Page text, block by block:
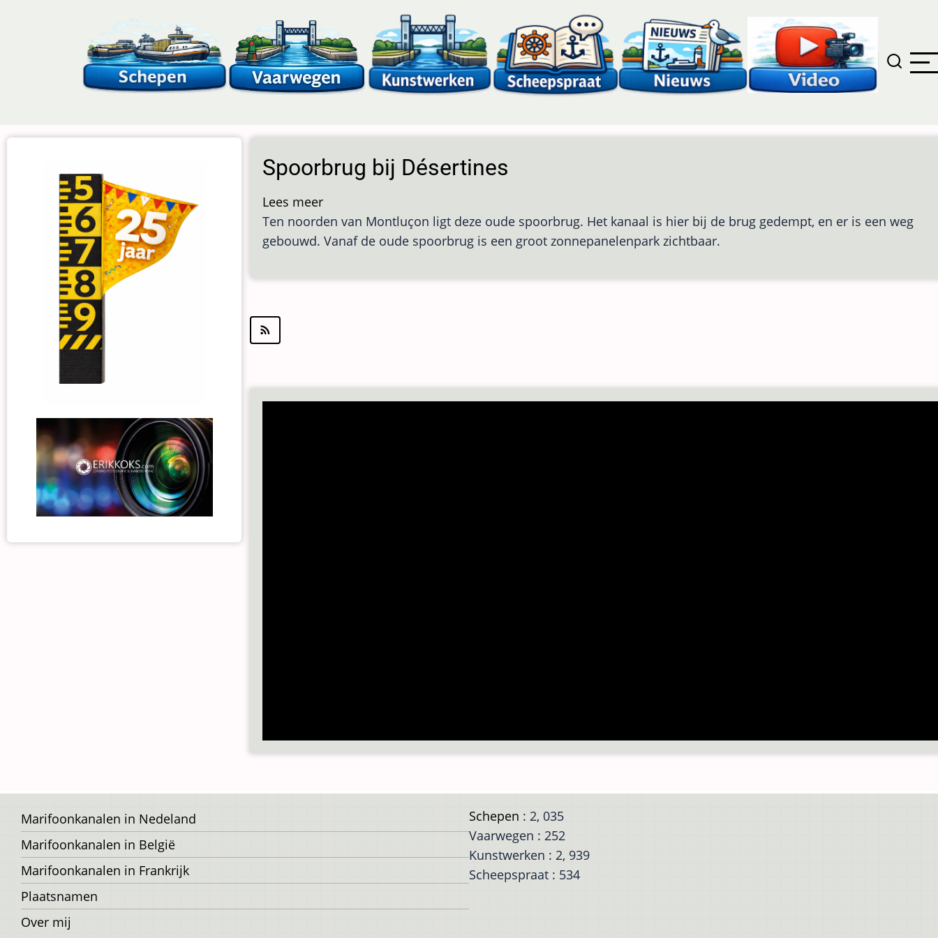
Spoorbrug bij Désertines
Lees meerover
Spoorbrug
bij
Ten noorden van Montluçon ligt deze oude spoorbrug. Het kanaal is hier bij de brug gedempt, en er is een weg
gebouwd. Vanaf de oude spoorbrug is een groot zonnepanelenpark zichtbaar.
Voet
Marifoonkanalen in Nedeland
Marifoonkanalen in België
Marifoonkanalen in Frankrijk
Plaatsnamen
Over mij
Schepen : 2, 035
Vaarwegen : 252
Kunstwerken : 2, 939
Scheepspraat : 534